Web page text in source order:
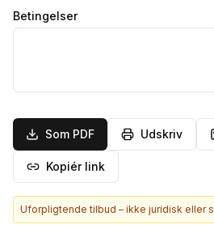
Betingelser
Som PDF Udskriv
Kopiér link
Uforpligtende tilbud – ikke juridisk eller